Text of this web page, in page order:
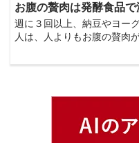
お腹の贅肉は発酵食品で
週に３回以上、納豆やヨー
人は、人よりもお腹の贅肉